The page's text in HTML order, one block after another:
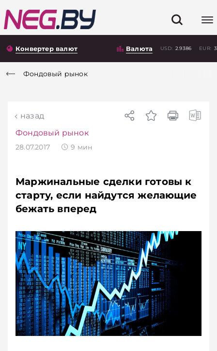
Конвертер валют Валюта USD: 2.9386 EUR:
Фондовый рынок
назад
Фондовый рынок
28.07.2017 9 мин
Маржинальные сделки готовы к
старту, если найдутся желающие
бежать вперед